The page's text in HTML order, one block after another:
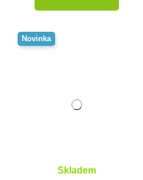
Novinka
Skladem